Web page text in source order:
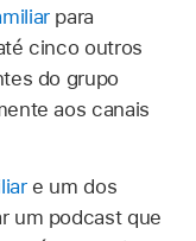
para
cinco outros
do grupo
aos canais
e um dos
um podcast que